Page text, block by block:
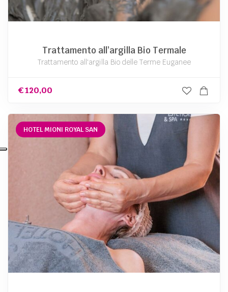
Trattamento all’argilla Bio Termale
Trattamento all'argilla Bio delle Terme Euganee
€120,00
HOTEL MIONI ROYAL SAN